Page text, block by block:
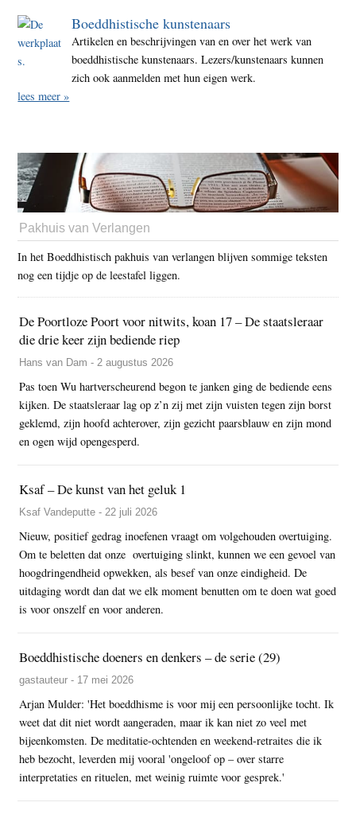
Boeddhistische kunstenaars
Artikelen en beschrijvingen van en over het werk van
boeddhistische kunstenaars. Lezers/kunstenaars kunnen
zich ook aanmelden met hun eigen werk.
lees meer »
Pakhuis van Verlangen
In het Boeddhistisch pakhuis van verlangen blijven sommige teksten
nog een tijdje op de leestafel liggen.
De Poortloze Poort voor nitwits, koan 17 – De staatsleraar
die drie keer zijn bediende riep
Hans van Dam - 2 augustus 2026
Pas toen Wu hartverscheurend begon te janken ging de bediende eens
kijken. De staatsleraar lag op z’n zij met zijn vuisten tegen zijn borst
geklemd, zijn hoofd achterover, zijn gezicht paarsblauw en zijn mond
en ogen wijd opengesperd.
Ksaf – De kunst van het geluk 1
Ksaf Vandeputte - 22 juli 2026
Nieuw, positief gedrag inoefenen vraagt om volgehouden overtuiging.
Om te beletten dat onze overtuiging slinkt, kunnen we een gevoel van
hoogdringendheid opwekken, als besef van onze eindigheid. De
uitdaging wordt dan dat we elk moment benutten om te doen wat goed
is voor onszelf en voor anderen.
Boeddhistische doeners en denkers – de serie (29)
gastauteur - 17 mei 2026
Arjan Mulder: 'Het boeddhisme is voor mij een persoonlijke tocht. Ik
weet dat dit niet wordt aangeraden, maar ik kan niet zo veel met
bijeenkomsten. De meditatie-ochtenden en weekend-retraites die ik
heb bezocht, leverden mij vooral 'ongeloof op – over starre
interpretaties en rituelen, met weinig ruimte voor gesprek.'